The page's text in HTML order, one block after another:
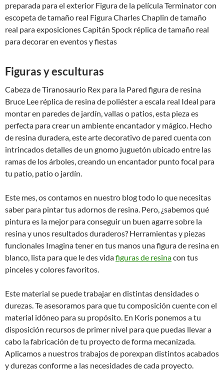
preparada para el exterior Figura de la película Terminator con
escopeta de tamaño real Figura Charles Chaplin de tamaño
real para exposiciones Capitán Spock réplica de tamaño real
para decorar en eventos y fiestas
Figuras y esculturas
Cabeza de Tiranosaurio Rex para la Pared figura de resina
Bruce Lee réplica de resina de poliéster a escala real Ideal para
montar en paredes de jardín, vallas o patios, esta pieza es
perfecta para crear un ambiente encantador y mágico. Hecho
de resina duradera, este arte decorativo de pared cuenta con
intrincados detalles de un gnomo juguetón ubicado entre las
ramas de los árboles, creando un encantador punto focal para
tu patio, patio o jardín.
Este mes, os contamos en nuestro blog todo lo que necesitas
saber para pintar tus adornos de resina. Pero, ¿sabemos qué
pintura es la mejor para conseguir un buen agarre sobre la
resina y unos resultados duraderos? Herramientas y piezas
funcionales Imagina tener en tus manos una figura de resina en
blanco, lista para que le des vidafiguras de resinacon tus
pinceles y colores favoritos.
Este material se puede trabajar en distintas densidades o
durezas. Te asesoramos para que tu composición cuente con el
material idóneo para su propósito. En Koris ponemos a tu
disposición recursos de primer nivel para que puedas llevar a
cabo la fabricación de tu proyecto de forma mecanizada.
Aplicamos a nuestros trabajos de porexpan distintos acabados
y durezas conforme a las necesidades de cada proyecto.